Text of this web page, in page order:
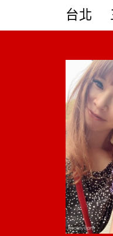
台北